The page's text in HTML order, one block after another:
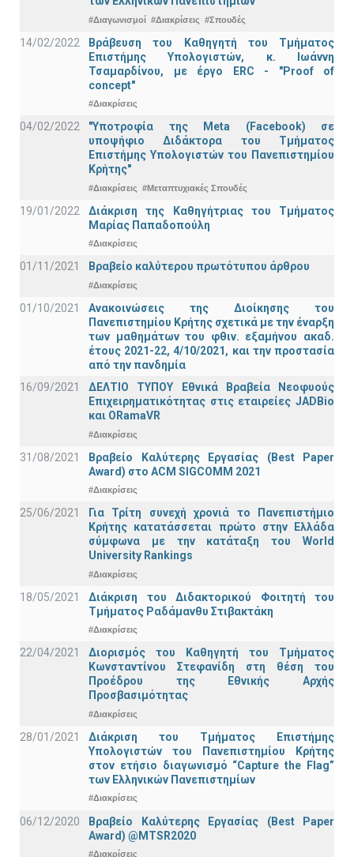
#Διαγωνισμοί #Διακρίσεις #Σπουδές
14/02/2022
Βράβευση του Καθηγητή του Τμήματος
Επιστήμης Υπολογιστών, κ. Ιωάννη
Τσαμαρδίνου, με έργο ERC - "Proof of
concept"
#Διακρίσεις
04/02/2022
"Υποτροφία της Meta (Facebook) σε
υποψήφιο Διδάκτορα του Τμήματος
Επιστήμης Υπολογιστών του Πανεπιστημίου
Κρήτης"
#Διακρίσεις #Μεταπτυχιακές Σπουδές
19/01/2022
Διάκριση της Καθηγήτριας του Τμήματος
Μαρίας Παπαδοπούλη
#Διακρίσεις
01/11/2021 Bραβείο καλύτερου πρωτότυπου άρθρου
#Διακρίσεις
01/10/2021
Ανακοινώσεις της Διοίκησης του
Πανεπιστημίου Κρήτης σχετικά με την έναρξη
των μαθημάτων του φθιν. εξαμήνου ακαδ.
έτους 2021-22, 4/10/2021, και την προστασία
από την πανδημία
16/09/2021
ΔΕΛΤΙΟ ΤΥΠΟΥ Εθνικά Βραβεία Νεοφυούς
Επιχειρηματικότητας στις εταιρείες JADBio
και ORamaVR
#Διακρίσεις
31/08/2021
Βραβείο Καλύτερης Εργασίας (Best Paper
Award) στο ACM SIGCOMM 2021
#Διακρίσεις
25/06/2021
Για Τρίτη συνεχή χρονιά το Πανεπιστήμιο
Κρήτης κατατάσσεται πρώτο στην Ελλάδα
σύμφωνα με την κατάταξη του World
University Rankings
#Διακρίσεις
18/05/2021
Διάκριση του Διδακτορικού Φοιτητή του
Τμήματος Ραδάμανθυ Στιβακτάκη
#Διακρίσεις
22/04/2021
Διορισμός του Καθηγητή του Τμήματος
Κωνσταντίνου Στεφανίδη στη θέση του
Προέδρου της Εθνικής Αρχής
Προσβασιμότητας
#Διακρίσεις
28/01/2021
Διάκριση του Τμήματος Επιστήμης
Υπολογιστών του Πανεπιστημίου Κρήτης
στον ετήσιο διαγωνισμό “Capture the Flag”
των Ελληνικών Πανεπιστημίων
#Διακρίσεις
06/12/2020
Βραβείο Καλύτερης Εργασίας (Best Paper
Award) @MTSR2020
#Διακρίσεις